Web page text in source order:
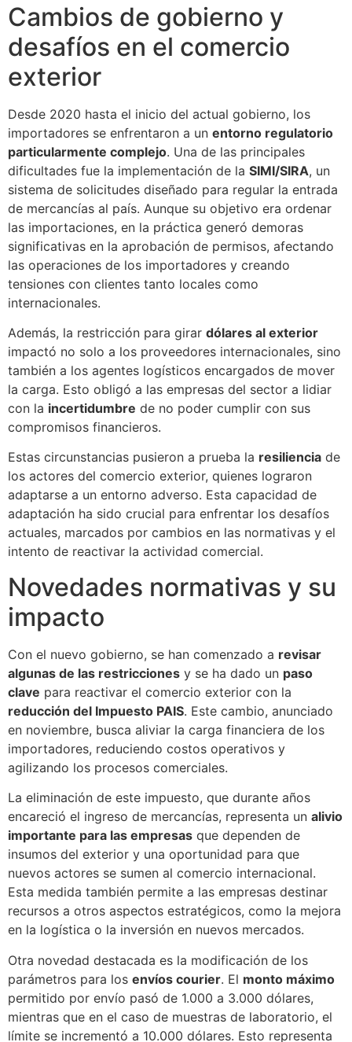
Cambios de gobierno y
desafíos en el comercio
exterior
Desde 2020 hasta el inicio del actual gobierno, los
importadores se enfrentaron a un entorno regulatorio
particularmente complejo. Una de las principales
dificultades fue la implementación de la SIMI/SIRA, un
sistema de solicitudes diseñado para regular la entrada
de mercancías al país. Aunque su objetivo era ordenar
las importaciones, en la práctica generó demoras
significativas en la aprobación de permisos, afectando
las operaciones de los importadores y creando
tensiones con clientes tanto locales como
internacionales.
Además, la restricción para girar dólares al exterior
impactó no solo a los proveedores internacionales, sino
también a los agentes logísticos encargados de mover
la carga. Esto obligó a las empresas del sector a lidiar
con la incertidumbre de no poder cumplir con sus
compromisos financieros.
Estas circunstancias pusieron a prueba la resiliencia de
los actores del comercio exterior, quienes lograron
adaptarse a un entorno adverso. Esta capacidad de
adaptación ha sido crucial para enfrentar los desafíos
actuales, marcados por cambios en las normativas y el
intento de reactivar la actividad comercial.
Novedades normativas y su
impacto
Con el nuevo gobierno, se han comenzado a revisar
algunas de las restricciones y se ha dado un paso
clave para reactivar el comercio exterior con la
reducción del Impuesto PAIS. Este cambio, anunciado
en noviembre, busca aliviar la carga financiera de los
importadores, reduciendo costos operativos y
agilizando los procesos comerciales.
La eliminación de este impuesto, que durante años
encareció el ingreso de mercancías, representa un alivio
importante para las empresas que dependen de
insumos del exterior y una oportunidad para que
nuevos actores se sumen al comercio internacional.
Esta medida también permite a las empresas destinar
recursos a otros aspectos estratégicos, como la mejora
en la logística o la inversión en nuevos mercados.
Otra novedad destacada es la modificación de los
parámetros para los envíos courier. El monto máximo
permitido por envío pasó de 1.000 a 3.000 dólares,
mientras que en el caso de muestras de laboratorio, el
límite se incrementó a 10.000 dólares. Esto representa